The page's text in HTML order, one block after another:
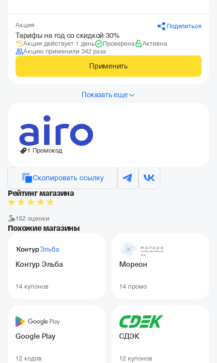
Акция Поделиться
Тарифы на год со скидкой 30%
Акция действует 1 день Проверена
Активна
Акцию применили 342 раза
Применить
Показать еще
1 Промокод
Скопировать ссылку
Рейтинг магазина
152 оценки
Похожие магазины
Контур Эльба
14 купонов
Мореон
14 промо
Google Play
12 кодов
СДЭК
12 купонов